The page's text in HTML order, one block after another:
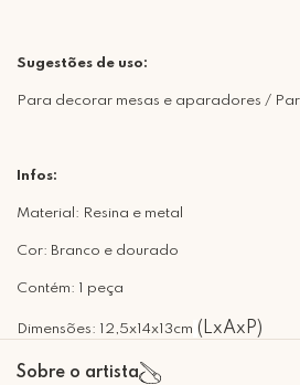
Sugestões de uso:
Para decorar mesas e aparadores /
Infos:
Material: Resina e metal
Cor: Branco e dourado
Contém: 1 peça
Dimensões: 12,5x14x13cm (LxAxP)
Sobre o artista